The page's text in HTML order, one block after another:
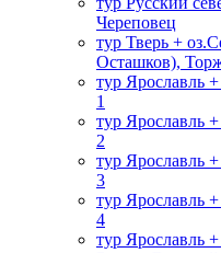
Череповец
тур Тверь +
Осташков),
тур Ярославль
1
тур Ярославль
2
тур Ярославль
3
тур Ярославль
4
тур Ярославль